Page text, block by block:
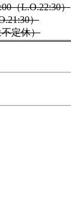
（L.O.22:30）
）
定休）